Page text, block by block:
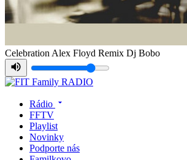
Celebration Alex Floyd Remix Dj Bobo
Rádio
FFTV
Playlist
Novinky
Podporte nás